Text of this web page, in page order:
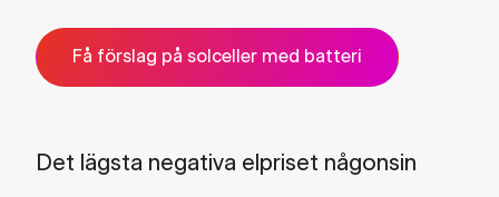
Få förslag på solceller med batteri
Det lägsta negativa elpriset någonsin